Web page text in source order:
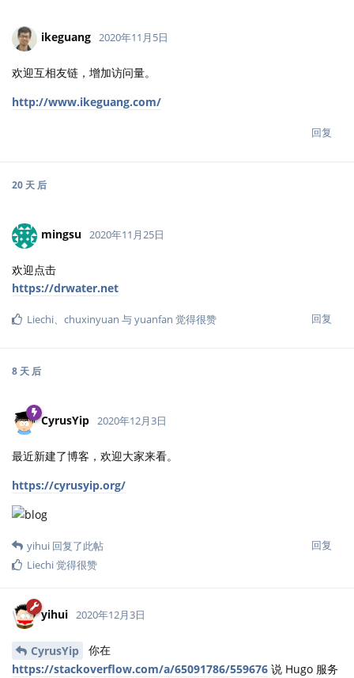
ikeguang 2020年11月5日
欢迎互相友链，增加访问量。
http://www.ikeguang.com/
回复
20 天 后
mingsu 2020年11月25日
欢迎点击
https://drwater.net
回复
Liechi chuxinyuan 与yuanfan 觉得很赞
8 天 后
CyrusYip 2020年12月3日
最近新建了博客，欢迎大家来看。
https://cyrusyip.org/
回复
yihui 回复了此帖
Liechi觉得很赞
yihui 2020年12月3日
CyrusYip
你在
https://stackoverflow.com/a/65091786/559676 说 Hugo 服务